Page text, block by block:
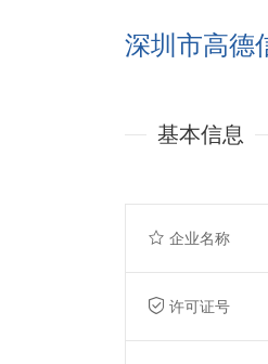
深圳市高德
基本信息
企业名称
许可证号